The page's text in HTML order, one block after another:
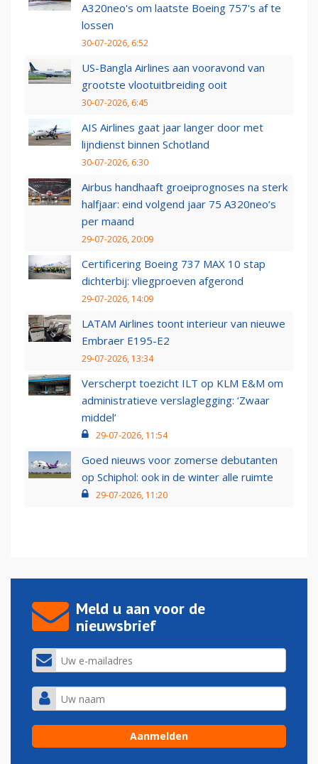
A320neo's om laatste Boeing 757's af te
lossen
30-07-2026, 6:52
US-Bangla Airlines aan vooravond van
grootste vlootuitbreiding ooit
30-07-2026, 6:45
AIS Airlines gaat jaar langer door met
lijndienst binnen Schotland
30-07-2026, 6:30
Airbus handhaaft groeiprognoses na sterk
halfjaar: eind volgend jaar 75 A320neo’s
per maand
29-07-2026, 20:09
Certificering Boeing 737 MAX 10 stap
dichterbij: vliegproeven afgerond
29-07-2026, 14:09
LATAM Airlines toont interieur van nieuwe
Embraer E195-E2
29-07-2026, 13:34
Verscherpt toezicht ILT op KLM E&M om
administratieve verslaglegging: ‘Zwaar
middel’
29-07-2026, 11:54
Goed nieuws voor zomerse debutanten
op Schiphol: ook in de winter alle ruimte
29-07-2026, 11:20
Meld u aan voor de
nieuwsbrief